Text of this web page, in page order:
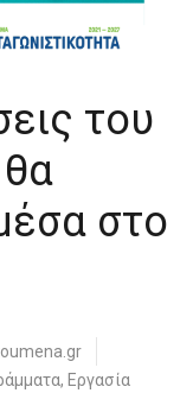
του
στο
, Εργασία